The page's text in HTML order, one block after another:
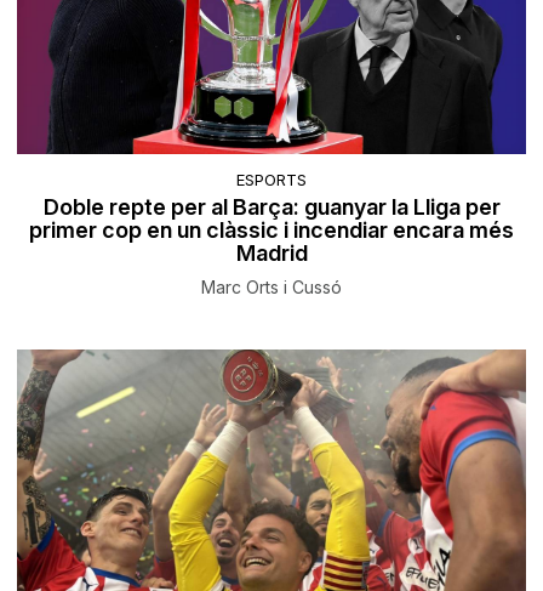
ESPORTS
Doble repte per al Barça: guanyar la Lliga per
primer cop en un clàssic i incendiar encara més
Madrid
Marc Orts i Cussó